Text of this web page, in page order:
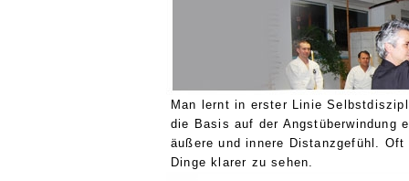
Man lernt in erster Linie
die Basis auf der Angstüberwindung
äußere und innere Distanzgefühl.
Dinge klarer zu sehen.